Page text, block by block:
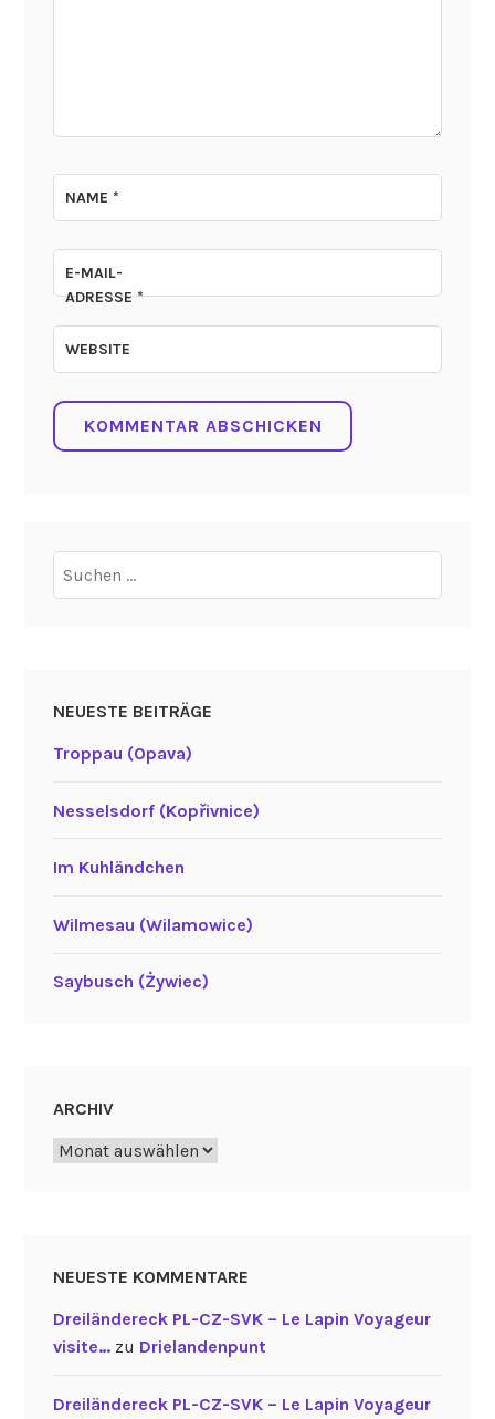
NAME*
E-MAIL-
ADRESSE*
WEBSITE
nach:
NEUESTE BEITRÄGE
Troppau (Opava)
Nesselsdorf (Kopřivnice)
Im Kuhländchen
Wilmesau (Wilamowice)
Saybusch (Żywiec)
ARCHIV
Archiv
NEUESTE KOMMENTARE
Dreiländereck PL-CZ-SVK – Le Lapin Voyageur
visite…zu Drielandenpunt
Dreiländereck PL-CZ-SVK – Le Lapin Voyageur